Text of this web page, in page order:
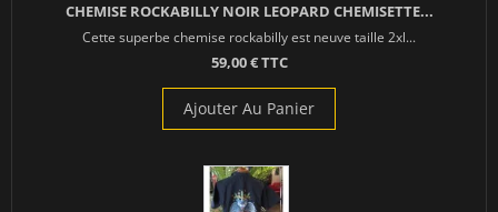
CHEMISE ROCKABILLY NOIR LEOPARD CHEMISETTE...
Cette superbe chemise rockabilly est neuve taille 2xl...
59,00 € TTC
Ajouter Au Panier